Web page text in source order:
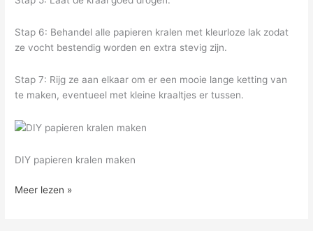
Stap 6: Behandel alle papieren kralen met kleurloze lak zodat
ze vocht bestendig worden en extra stevig zijn.
Stap 7: Rijg ze aan elkaar om er een mooie lange ketting van
te maken, eventueel met kleine kraaltjes er tussen.
DIY papieren kralen maken
DIY:
Meer lezen »